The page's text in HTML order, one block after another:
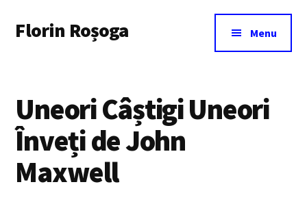
main
menu
Florin Roșoga Menu
Uneori Câștigi Uneori
Înveți de John
Maxwell